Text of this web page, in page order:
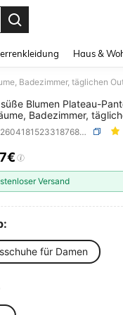
Haus &
Blumen Plateau-
Badezimmer,
weiche Sohle, SKU: sh260418152331876807709
AND
Versand
für Damen